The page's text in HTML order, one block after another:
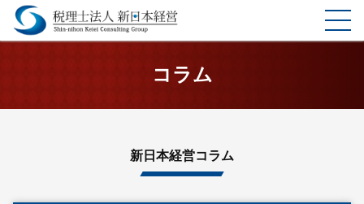
コラム
新日本経営コラム